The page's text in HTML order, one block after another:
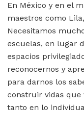
En México y en el
maestros como
Necesitamos
escuelas, en lugar
espacios
reconocernos y
para darnos los
construir vidas que
tanto en lo